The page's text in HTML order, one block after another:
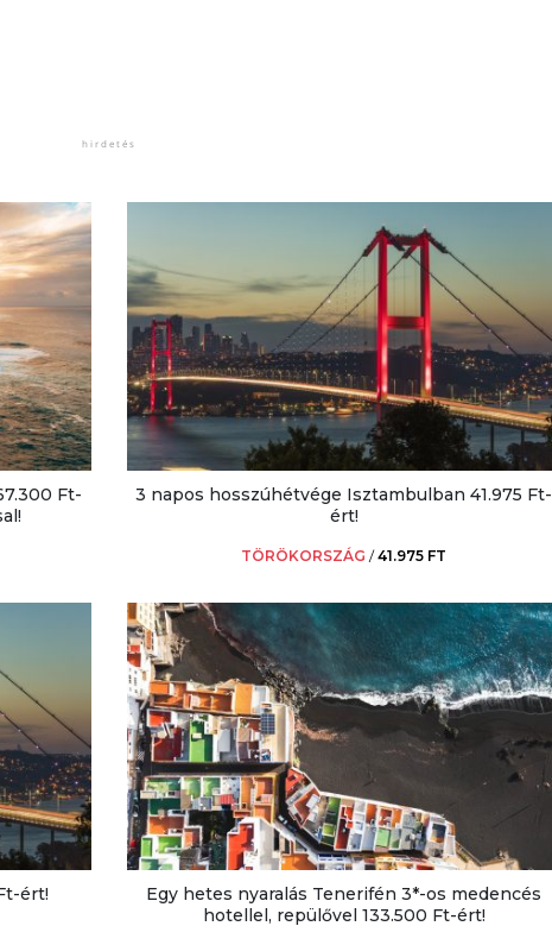
Ft-
3 napos hosszúhétvége Isztambulban 41.975 Ft-
ért!
TÖRÖKORSZÁG /41.975 FT
ért!
Egy hetes nyaralás Tenerifén 3*-os medencés
hotellel, repülővel 133.500 Ft-ért!